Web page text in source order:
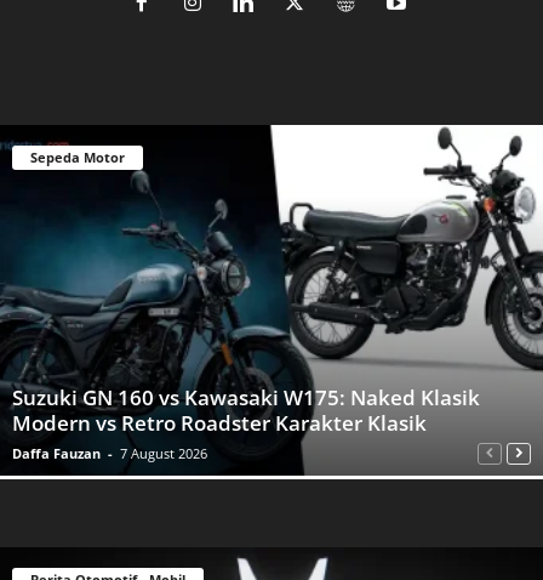
Sepeda Motor
Suzuki GN 160 vs Kawasaki W175: Naked Klasik
Modern vs Retro Roadster Karakter Klasik
Daffa Fauzan - 7 August 2026